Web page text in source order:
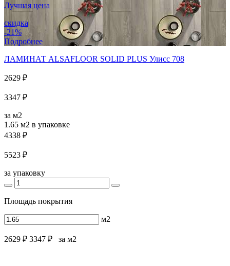
Лучшая цена
скидка
-21%
Подробнее
ЛАМИНАТ ALSAFLOOR SOLID PLUS Улисс 708
2629 ₽
3347 ₽
за м2
1.65 м2 в упаковке
4338 ₽
5523 ₽
за упаковку
Площадь покрытия
м2
2629 ₽ 3347 ₽ за м2